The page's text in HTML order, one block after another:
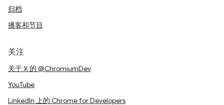
归档
播客和节目
关注
关于 X 的 @ChromiumDev
YouTube
LinkedIn 上的 Chrome for Developers